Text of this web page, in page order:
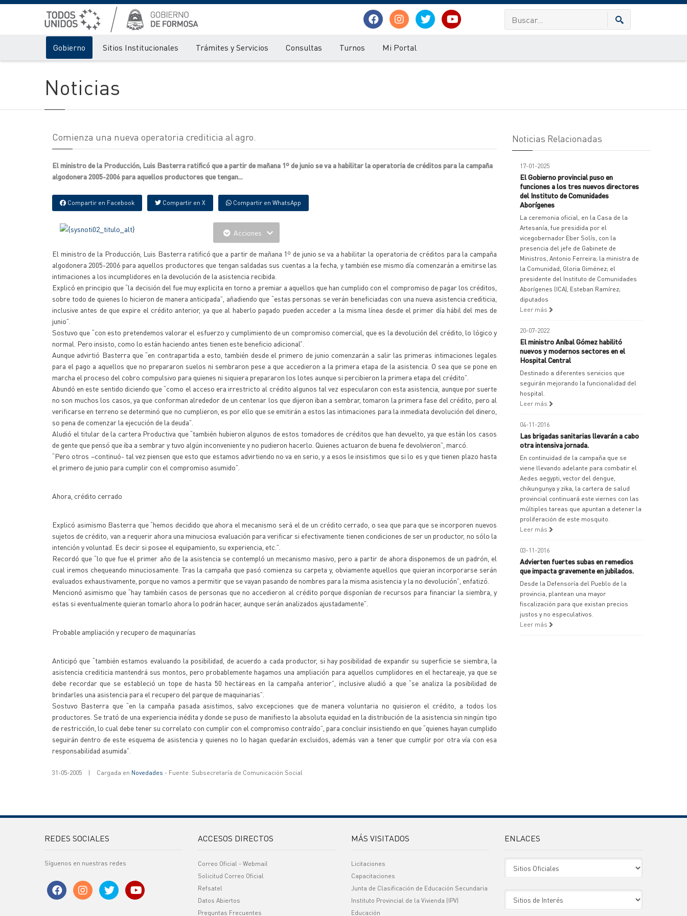
Gobierno Sitios Institucionales Trámites y Servicios Consultas Turnos Mi Portal
Noticias
Comienza una nueva operatoria crediticia al agro.
El ministro de la Producción, Luis Basterra ratificó que a partir de mañana 1º de junio se va a habilitar la operatoria de créditos para la campaña
algodonera 2005-2006 para aquellos productores que tengan...
Compartir en Facebook Compartir en X Compartir en WhatsApp
Acciones
El ministro de la Producción, Luis Basterra ratificó que a partir de mañana 1º de junio se va a habilitar la operatoria de créditos para la campaña
algodonera 2005-2006 para aquellos productores que tengan saldadas sus cuentas a la fecha, y también ese mismo día comenzarán a emitirse las
intimaciones a los incumplidores en la devolución de la asistencia recibida.
Explicó en principio que “la decisión del fue muy explicita en torno a premiar a aquellos que han cumplido con el compromiso de pagar los créditos,
sobre todo de quienes lo hicieron de manera anticipada”, añadiendo que “estas personas se verán beneficiadas con una nueva asistencia crediticia,
inclusive antes de que expire el crédito anterior, ya que al haberlo pagado pueden acceder a la misma línea desde el primer día hábil del mes de
junio”.
Sostuvo que “con esto pretendemos valorar el esfuerzo y cumplimiento de un compromiso comercial, que es la devolución del crédito, lo lógico y
normal. Pero insisto, como lo están haciendo antes tienen este beneficio adicional”.
Aunque advirtió Basterra que “en contrapartida a esto, también desde el primero de junio comenzarán a salir las primeras intimaciones legales
para el pago a aquellos que no prepararon suelos ni sembraron pese a que accedieron a la primera etapa de la asistencia. O sea que se pone en
marcha el proceso del cobro compulsivo para quienes ni siquiera prepararon los lotes aunque si percibieron la primera etapa del crédito”.
Abundó en este sentido diciendo que “como el acceso era irrestricto al crédito algunos tal vez especularon con esta asistencia, aunque por suerte
no son muchos los casos, ya que conforman alrededor de un centenar los que dijeron iban a sembrar, tomaron la primera fase del crédito, pero al
verificarse en terreno se determinó que no cumplieron, es por ello que se emitirán a estos las intimaciones para la inmediata devolución del dinero,
so pena de comenzar la ejecución de la deuda”.
Aludió el titular de la cartera Productiva que “también hubieron algunos de estos tomadores de créditos que han devuelto, ya que están los casos
de gente que pensó que iba a sembrar y tuvo algún inconveniente y no pudieron hacerlo. Quienes actuaron de buena fe devolvieron”, marcó.
“Pero otros –continuó- tal vez piensen que esto que estamos advirtiendo no va en serio, y a esos le insistimos que si lo es y que tienen plazo hasta
el primero de junio para cumplir con el compromiso asumido”.
Ahora, crédito cerrado
Explicó asimismo Basterra que “hemos decidido que ahora el mecanismo será el de un crédito cerrado, o sea que para que se incorporen nuevos
sujetos de crédito, van a requerir ahora una minuciosa evaluación para verificar si efectivamente tienen condiciones de ser un productor, no sólo la
intención y voluntad. Es decir si posee el equipamiento, su experiencia, etc.”.
Recordó que “lo que fue el primer año de la asistencia se contempló un mecanismo masivo, pero a partir de ahora disponemos de un padrón, el
cual iremos chequeando minuciosamente. Tras la campaña que pasó comienza su carpeta y, obviamente aquellos que quieran incorporarse serán
evaluados exhaustivamente, porque no vamos a permitir que se vayan pasando de nombres para la misma asistencia y la no devolución”, enfatizó.
Mencionó asimismo que “hay también casos de personas que no accedieron al crédito porque disponían de recursos para financiar la siembra, y
estas si eventualmente quieran tomarlo ahora lo podrán hacer, aunque serán analizados ajustadamente”.
Probable ampliación y recupero de maquinarías
Anticipó que “también estamos evaluando la posibilidad, de acuerdo a cada productor, si hay posibilidad de expandir su superficie se siembra, la
asistencia crediticia mantendrá sus montos, pero probablemente hagamos una ampliación para aquellos cumplidores en el hectareaje, ya que se
debe recordar que se estableció un tope de hasta 50 hectáreas en la campaña anterior”, inclusive aludió a que “se analiza la posibilidad de
brindarles una asistencia para el recupero del parque de maquinarias”.
Sostuvo Basterra que “en la campaña pasada asistimos, salvo excepciones que de manera voluntaria no quisieron el crédito, a todos los
productores. Se trató de una experiencia inédita y donde se puso de manifiesto la absoluta equidad en la distribución de la asistencia sin ningún tipo
de restricción, lo cual debe tener su correlato con cumplir con el compromiso contraído”, para concluir insistiendo en que “quienes hayan cumplido
seguirán dentro de este esquema de asistencia y quienes no lo hagan quedarán excluidos, además van a tener que cumplir por otra vía con esa
responsabilidad asumida”.
31-05-2005 | Cargada en Novedades - Fuente: Subsecretaría de Comunicación Social
Noticias Relacionadas
17-01-2025
El Gobierno provincial puso en
funciones a los tres nuevos directores
del Instituto de Comunidades
Aborígenes
La ceremonia oficial, en la Casa de la
Artesanía, fue presidida por el
vicegobernador Eber Solís, con la
presencia del jefe de Gabinete de
Ministros, Antonio Ferreira; la ministra de
la Comunidad, Gloria Giménez; el
presidente del Instituto de Comunidades
Aborígenes (ICA), Esteban Ramírez;
diputados
Leer más
20-07-2022
El ministro Aníbal Gómez habilitó
nuevos y modernos sectores en el
Hospital Central
Destinado a diferentes servicios que
seguirán mejorando la funcionalidad del
hospital.
Leer más
04-11-2016
Las brigadas sanitarias llevarán a cabo
otra intensiva jornada.
En continuidad de la campaña que se
viene llevando adelante para combatir el
Aedes aegypti, vector del dengue,
chikungunya y zika, la cartera de salud
provincial continuará este viernes con las
múltiples tareas que apuntan a detener la
proliferación de este mosquito.
Leer más
03-11-2016
Advierten fuertes subas en remedios
que impacta gravemente en jubilados.
Desde la Defensoría del Pueblo de la
provincia, plantean una mayor
fiscalización para que existan precios
justos y no especulativos.
Leer más
REDES SOCIALES
Síguenos en nuestras redes
ACCESOS DIRECTOS
Correo Oficial - Webmail
Solicitud Correo Oficial
Refsatel
Datos Abiertos
Preguntas Frecuentes
MÁS VISITADOS
Licitaciones
Capacitaciones
Junta de Clasificación de Educación Secundaria
Instituto Provincial de la Vivienda (IPV)
Educación
ENLACES